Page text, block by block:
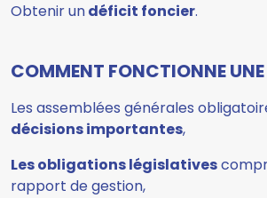
Obtenir undéficit foncier.
COMMENT FONCTIONNE UNE
Les assemblées générales
décisions importantes,
Les obligations législatives
rapport de gestion,